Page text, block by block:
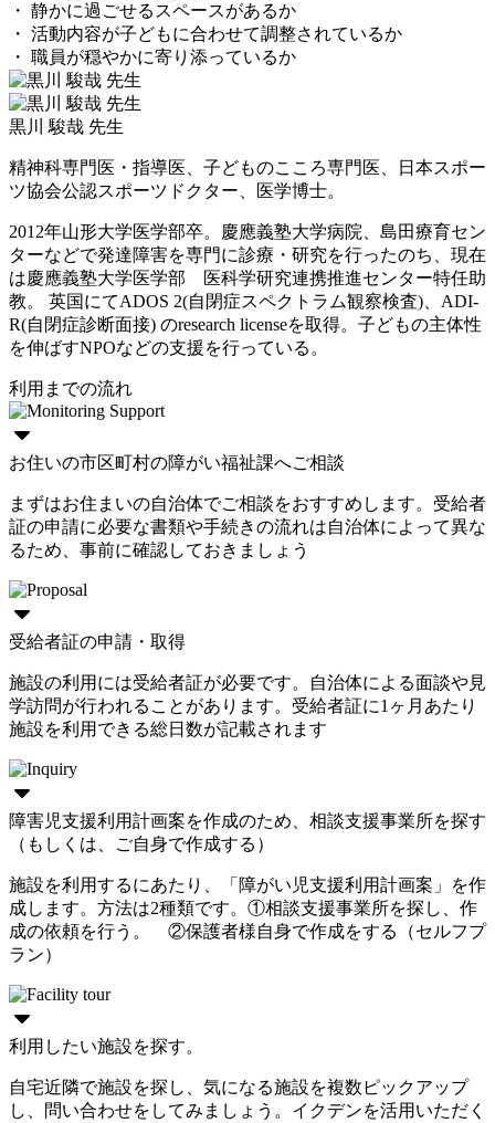
・ 静かに過ごせるスペースがあるか
・ 活動内容が子どもに合わせて調整されているか
・ 職員が穏やかに寄り添っているか
黒川 駿哉 先生
精神科専門医・指導医、子どものこころ専門医、日本スポー
ツ協会公認スポーツドクター、医学博士。
2012年山形大学医学部卒。慶應義塾大学病院、島田療育セン
ターなどで発達障害を専門に診療・研究を行ったのち、現在
は慶應義塾大学医学部 医科学研究連携推進センター特任助
教。 英国にてADOS 2(自閉症スペクトラム観察検査)、ADI-
R(自閉症診断面接) のresearch licenseを取得。子どもの主体性
を伸ばすNPOなどの支援を行っている。
利用までの流れ
お住いの市区町村の障がい福祉課へご相談
まずはお住まいの自治体でご相談をおすすめします。受給者
証の申請に必要な書類や手続きの流れは自治体によって異な
るため、事前に確認しておきましょう
受給者証の申請・取得
施設の利用には受給者証が必要です。自治体による面談や見
学訪問が行われることがあります。受給者証に1ヶ月あたり
施設を利用できる総日数が記載されます
障害児支援利用計画案を作成のため、相談支援事業所を探す
（もしくは、ご自身で作成する）
施設を利用するにあたり、「障がい児支援利用計画案」を作
成します。方法は2種類です。①相談支援事業所を探し、作
成の依頼を行う。 ②保護者様自身で作成をする（セルフプ
ラン）
利用したい施設を探す。
自宅近隣で施設を探し、気になる施設を複数ピックアップ
し、問い合わせをしてみましょう。イクデンを活用いただく